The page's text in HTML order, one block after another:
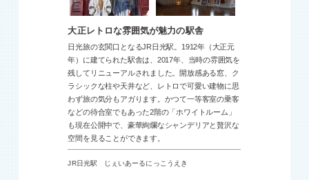
大正レトロな雰囲気が魅力の駅舎
日光旅の玄関口となるJR日光駅。1912年（大正元
年）に建てられた駅舎は、2017年、当時の雰囲気を
残してリニューアルされました。開放感ある窓、ク
ラシックな柱や天井など、レトロで可愛い建物に思
わず旅の気分もアガります。かつて一等客室の乗客
などの待合室でもあった2階の「ホワイトルーム」
も現在公開中で、豪華絢爛なシャンデリアと贅沢な
空間を見ることができます。
JR日光駅 じぇいあーるにっこうえき